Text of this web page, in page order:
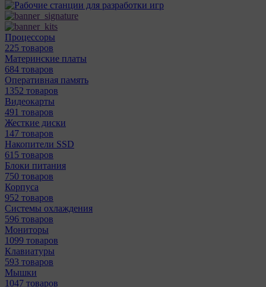
Процессоры
225 товаров
Материнcкие платы
684 товаров
Оперативная память
1352 товаров
Видеокарты
491 товаров
Жесткие диски
147 товаров
Накопители SSD
615 товаров
Блоки питания
750 товаров
Корпуса
952 товаров
Системы охлаждения
596 товаров
Мониторы
1099 товаров
Клавиатуры
593 товаров
Мышки
1047 товаров